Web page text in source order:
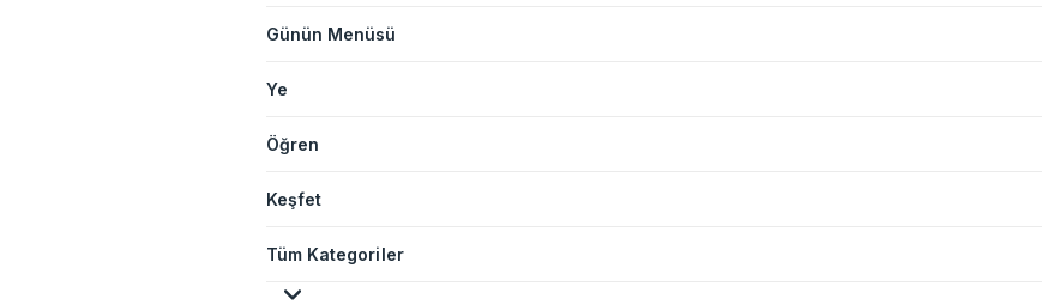
Günün Menüsü
Ye
Öğren
Keşfet
Tüm Kategoriler